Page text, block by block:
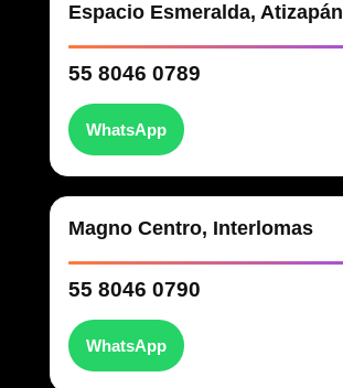
Espacio Esmeralda, Atizapán
55 8046 0789
WhatsApp
Magno Centro, Interlomas
55 8046 0790
WhatsApp